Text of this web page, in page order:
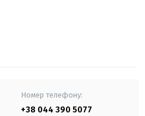
Номер телефону:
+38 044 390 5077